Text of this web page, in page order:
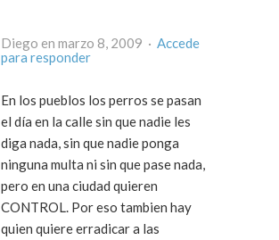
Diego en marzo 8, 2009 · Accede
para responder
En los pueblos los perros se pasan
el día en la calle sin que nadie les
diga nada, sin que nadie ponga
ninguna multa ni sin que pase nada,
pero en una ciudad quieren
CONTROL. Por eso tambien hay
quien quiere erradicar a las